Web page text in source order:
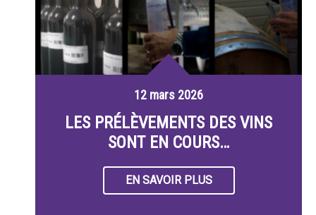
12 mars 2026
LES PRÉLÈVEMENTS DES VINS
SONT EN COURS…
EN SAVOIR PLUS